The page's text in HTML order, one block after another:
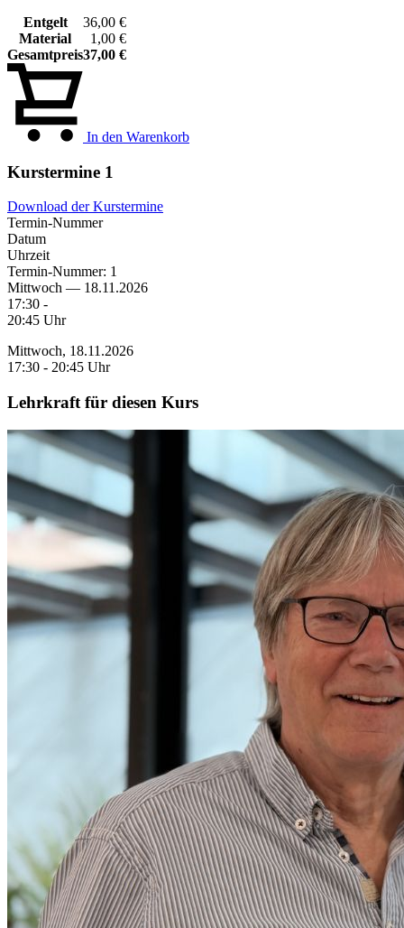
Entgelt
36,00 €
Material
1,00 €
Gesamtpreis37,00 €
In den Warenkorb
Kurstermine 1
Download der Kurstermine
Termin-Nummer
Datum
Uhrzeit
Termin-Nummer: 1
Mittwoch — 18.11.2026
17:30 -
20:45 Uhr
Mittwoch, 18.11.2026
17:30 - 20:45 Uhr
Lehrkraft für diesen Kurs